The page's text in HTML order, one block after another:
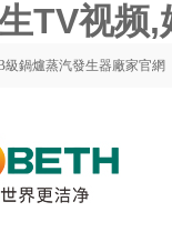
TV视频
鍋爐蒸汽發生器廠家官網